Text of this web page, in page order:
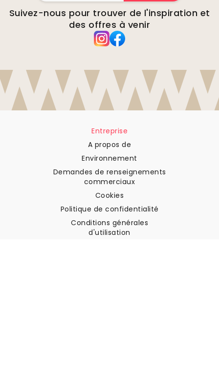
Suivez-nous pour trouver de l'inspiration et
des offres à venir
Entreprise
A propos de
Environnement
Demandes de renseignements
commerciaux
Cookies
Politique de confidentialité
Conditions générales
d'utilisation